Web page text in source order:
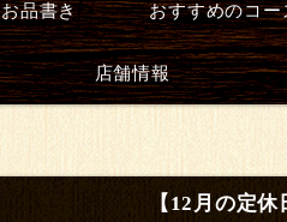
お品書き おすすめのコー
店舗情報
【12月の定休